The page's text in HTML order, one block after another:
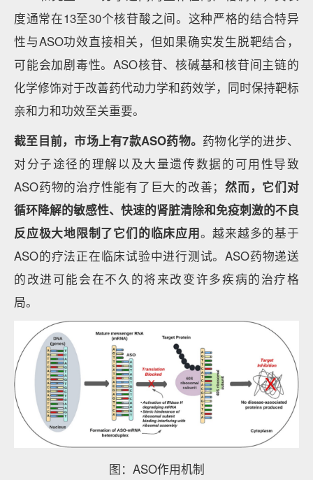
度通常在13至30个核苷酸之间。这种严格的结合特异
性与ASO功效直接相关，但如果确实发生脱靶结合，
可能会加剧毒性。ASO核苷、核碱基和核苷间主链的
化学修饰对于改善药代动力学和药效学，同时保持靶标
亲和力和功效至关重要。
截至目前，市场上有7款ASO药物。 药物化学的进步、
对分子途径的理解以及大量遗传数据的可用性导致
ASO药物的治疗性能有了巨大的改善； 然而，它们对
循环降解的敏感性、快速的肾脏清除和免疫刺激的不良
反应极大地限制了它们的临床应用。越来越多的基于
ASO的疗法正在临床试验中进行测试。ASO药物递送
的改进可能会在不久的将来改变许多疾病的治疗格
局。
图：ASO作用机制